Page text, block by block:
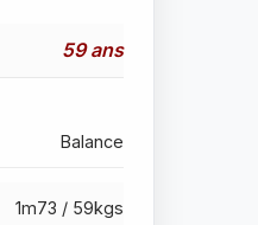
59 ans
Balance
1m73 / 59kgs